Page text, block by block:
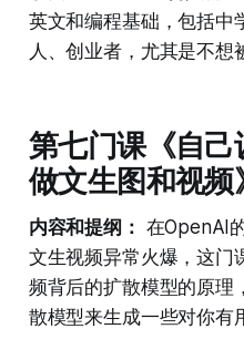
英文和编程基础，包括中
人、创业者，尤其是不想
第七门课《自
做文生图和视频
内容和提纲： 在OpenAI
文生视频异常火爆，这门
频背后的扩散模型的原理
散模型来生成一些对你有